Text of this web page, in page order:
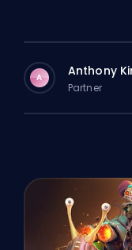
A Anthony
Partner